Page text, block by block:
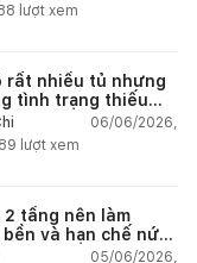
lượt xem
rất nhiều tủ nhưng
tình trạng thiếu
06/06/2026,
lượt xem
2 tầng nên làm
và hạn chế nứt
05/06/2026,